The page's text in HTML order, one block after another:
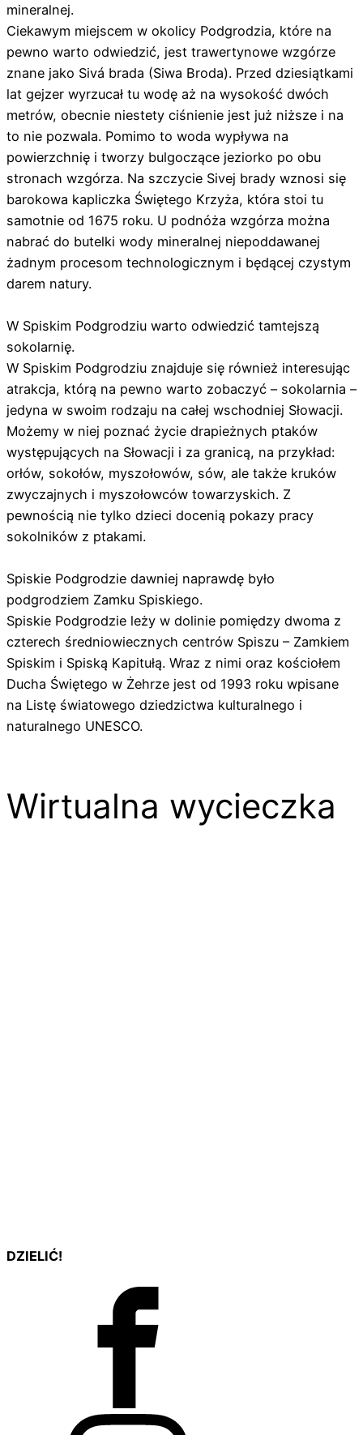
mineralnej.
Ciekawym miejscem w okolicy Podgrodzia, które na
pewno warto odwiedzić, jest trawertynowe wzgórze
znane jako Sivá brada (Siwa Broda). Przed dziesiątkami
lat gejzer wyrzucał tu wodę aż na wysokość dwóch
metrów, obecnie niestety ciśnienie jest już niższe i na
to nie pozwala. Pomimo to woda wypływa na
powierzchnię i tworzy bulgoczące jeziorko po obu
stronach wzgórza. Na szczycie Sivej brady wznosi się
barokowa kapliczka Świętego Krzyża, która stoi tu
samotnie od 1675 roku. U podnóża wzgórza można
nabrać do butelki wody mineralnej niepoddawanej
żadnym procesom technologicznym i będącej czystym
darem natury.
W Spiskim Podgrodziu warto odwiedzić tamtejszą
sokolarnię.
W Spiskim Podgrodziu znajduje się również interesując
atrakcja, którą na pewno warto zobaczyć – sokolarnia –
jedyna w swoim rodzaju na całej wschodniej Słowacji.
Możemy w niej poznać życie drapieżnych ptaków
występujących na Słowacji i za granicą, na przykład:
orłów, sokołów, myszołowów, sów, ale także kruków
zwyczajnych i myszołowców towarzyskich. Z
pewnością nie tylko dzieci docenią pokazy pracy
sokolników z ptakami.
Spiskie Podgrodzie dawniej naprawdę było
podgrodziem Zamku Spiskiego.
Spiskie Podgrodzie leży w dolinie pomiędzy dwoma z
czterech średniowiecznych centrów Spiszu – Zamkiem
Spiskim i Spiską Kapitułą. Wraz z nimi oraz kościołem
Ducha Świętego w Żehrze jest od 1993 roku wpisane
na Listę światowego dziedzictwa kulturalnego i
naturalnego UNESCO.
Wirtualna wycieczka
DZIELIĆ!